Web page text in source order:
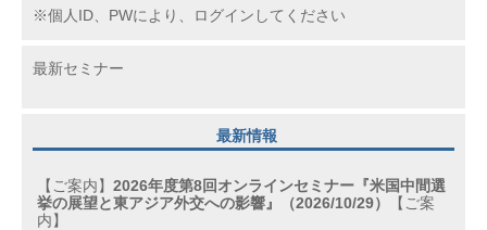
※個人ID、PWにより、ログインしてください
最新セミナー
最新情報
【ご案内】 2026年度第8回オンラインセミナー『米国中間選
挙の展望と東アジア外交への影響』（2026/10/29）
【ご案
内】